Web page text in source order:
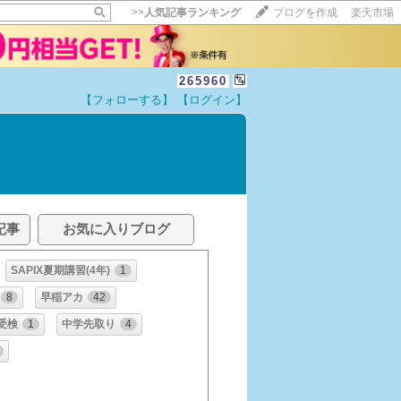
>>人気記事ランキング ブログを作成 楽天市場
265960
【フォローする】 【ログイン】
事 お気に入りブログ
SAPIX夏期講習(4年) 1
8 早稲アカ 42
検 1 中学先取り 4